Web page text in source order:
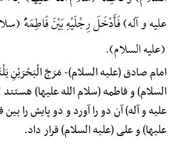
علیه و آله) فَأَدْخَلَ رِجْلَیْهِ بَیْنَ فَاطِمَهًَْ
(علیه السلام).
امام صادق (علیه السلام)-مَرَجَ الْبَحْرَیْنِ
السلام) و فاطمه (سلام الله علیها)
علیه و آله) آن دو را آورد و دو پایش را
علیها) و علی (علیه السلام) قرار داد.